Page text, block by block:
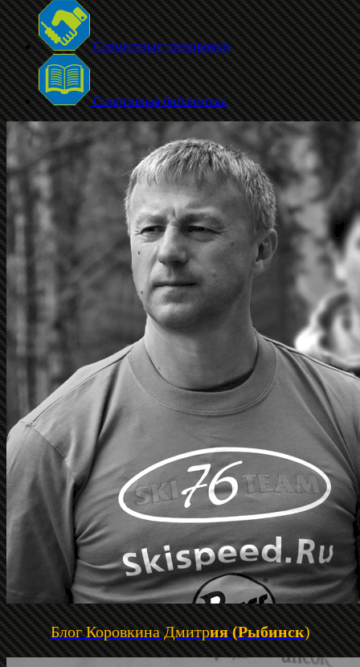
Совместные тренировки
Спортивная библиотека
Блог Коровкина Дмитрия (Рыбинск)